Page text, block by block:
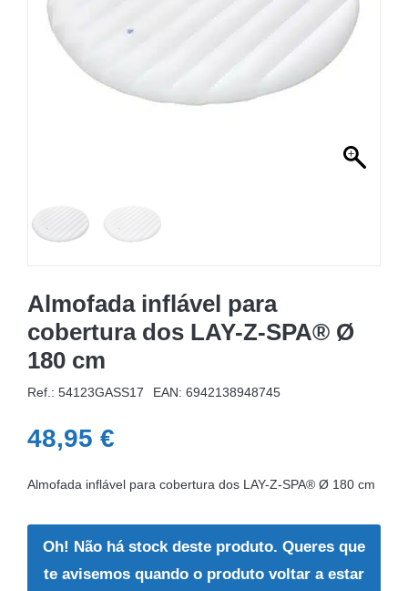
MOBILIÁRIO INSUFLÁVEL
CAMPISMO
ACESSÓRIOS PARA PISCINAS
Almofada inflável para
cobertura dos LAY-Z-SPA® Ø
180 cm
Ref.: 54123GASS17 EAN: 6942138948745
48,95 €
Almofada inflável para cobertura dos LAY-Z-SPA® Ø 180 cm
Oh! Não há stock deste produto. Queres que
te avisemos quando o produto voltar a estar